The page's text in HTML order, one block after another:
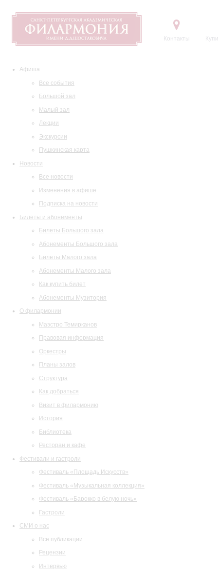
Контакты
Афиша
Все события
Большой зал
Малый зал
Лекции
Экскурсии
Пушкинская карта
Новости
Все новости
Изменения в афише
Подписка на новости
Билеты и абонементы
Билеты Большого зала
Абонементы Большого зала
Билеты Малого зала
Абонементы Малого зала
Как купить билет
Абонементы Музитория
О филармонии
Маэстро Темирканов
Правовая информация
Оркестры
Планы залов
Структура
Как добраться
Визит в филармонию
История
Библиотека
Ресторан и кафе
Фестивали и гастроли
Фестиваль «Площадь Искусств»
Фестиваль «Музыкальная коллекция»
Фестиваль «Барокко в белую ночь»
Гастроли
СМИ о нас
Все публикации
Рецензии
Интервью